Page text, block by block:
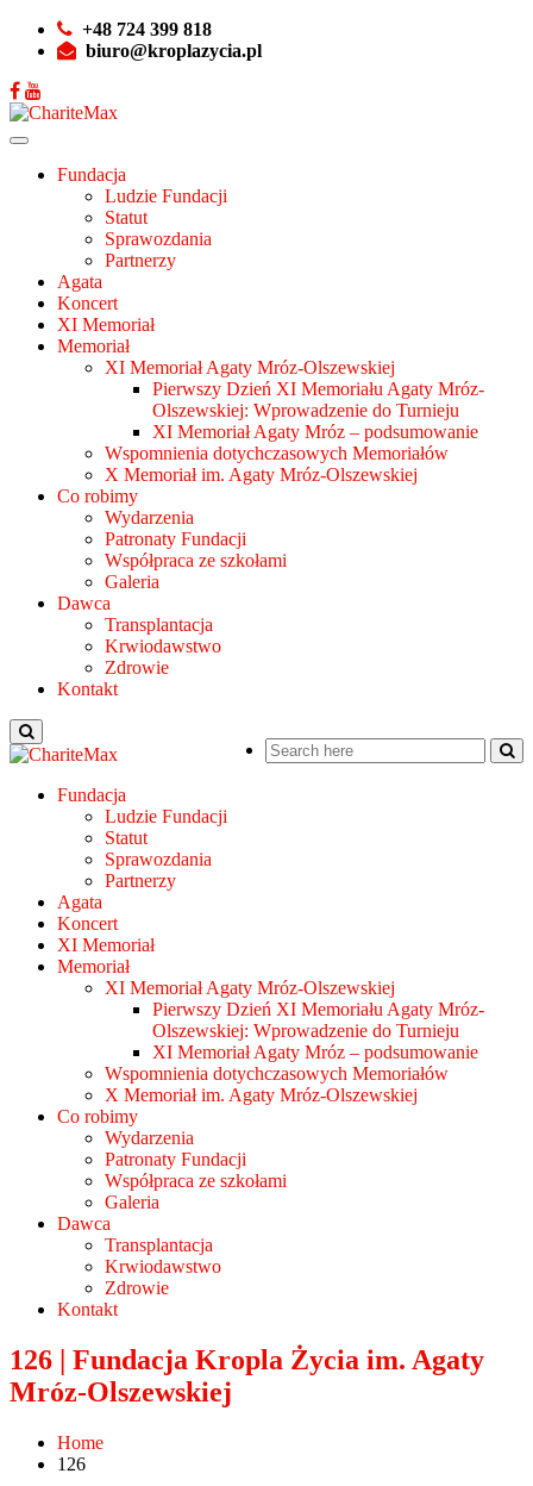
+48 724 399 818
biuro@kroplazycia.pl
Fundacja
Ludzie Fundacji
Statut
Sprawozdania
Partnerzy
Agata
Koncert
XI Memoriał
Memoriał
XI Memoriał Agaty Mróz-Olszewskiej
Pierwszy Dzień XI Memoriału Agaty Mróz-
Olszewskiej: Wprowadzenie do Turnieju
XI Memoriał Agaty Mróz – podsumowanie
Wspomnienia dotychczasowych Memoriałów
X Memoriał im. Agaty Mróz-Olszewskiej
Co robimy
Wydarzenia
Patronaty Fundacji
Współpraca ze szkołami
Galeria
Dawca
Transplantacja
Krwiodawstwo
Zdrowie
Kontakt
Fundacja
Ludzie Fundacji
Statut
Sprawozdania
Partnerzy
Agata
Koncert
XI Memoriał
Memoriał
XI Memoriał Agaty Mróz-Olszewskiej
Pierwszy Dzień XI Memoriału Agaty Mróz-
Olszewskiej: Wprowadzenie do Turnieju
XI Memoriał Agaty Mróz – podsumowanie
Wspomnienia dotychczasowych Memoriałów
X Memoriał im. Agaty Mróz-Olszewskiej
Co robimy
Wydarzenia
Patronaty Fundacji
Współpraca ze szkołami
Galeria
Dawca
Transplantacja
Krwiodawstwo
Zdrowie
Kontakt
126 | Fundacja Kropla Życia im. Agaty
Mróz-Olszewskiej
Home
126